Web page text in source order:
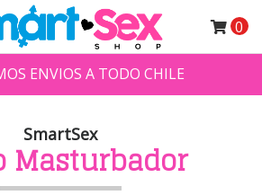
ENVIOS A TODO CHILE
0
SmartSex
Masturbador